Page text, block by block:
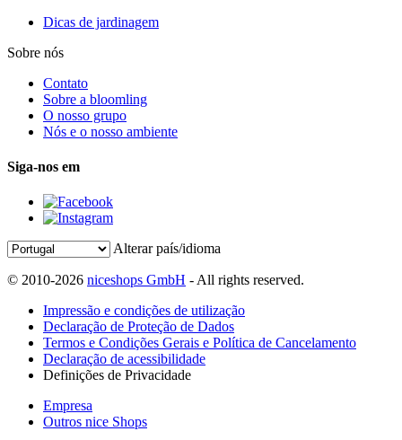
Dicas de jardinagem
Sobre nós
Contato
Sobre a bloomling
O nosso grupo
Nós e o nosso ambiente
Siga-nos em
Alterar país/idioma
© 2010-2026 niceshops GmbH - All rights reserved.
Impressão e condições de utilização
Declaração de Proteção de Dados
Termos e Condições Gerais e Política de Cancelamento
Declaração de acessibilidade
Definições de Privacidade
Empresa
Outros nice Shops